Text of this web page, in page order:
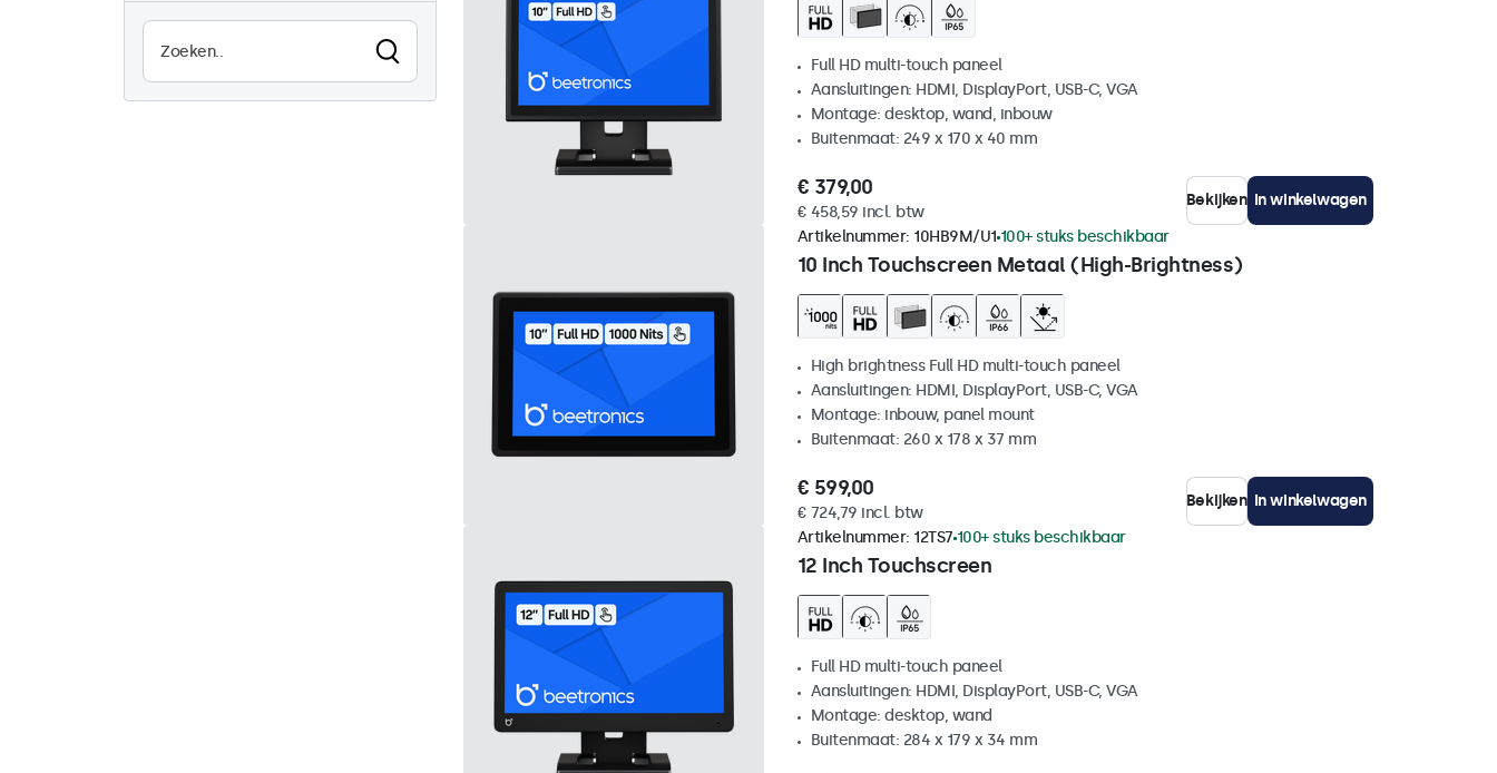
Full HD multi-touch paneel
Aansluitingen: HDMI, DisplayPort, USB-C, VGA
Montage: desktop, wand, inbouw
Buitenmaat: 249 x 170 x 40 mm
€ 379,00
€ 458,59 incl. btw
Bekijken In winkelwagen
10 Inch Touchscreen Metaal (High-Brightness)
Artikelnummer: 10HB9M/U1 100+ stuks beschikbaar
High brightness Full HD multi-touch paneel
Aansluitingen: HDMI, DisplayPort, USB-C, VGA
Montage: inbouw, panel mount
Buitenmaat: 260 x 178 x 37 mm
€ 599,00
€ 724,79 incl. btw
Bekijken In winkelwagen
12 Inch Touchscreen
Artikelnummer: 12TS7 100+ stuks beschikbaar
Full HD multi-touch paneel
Aansluitingen: HDMI, DisplayPort, USB-C, VGA
Montage: desktop, wand
Buitenmaat: 284 x 179 x 34 mm